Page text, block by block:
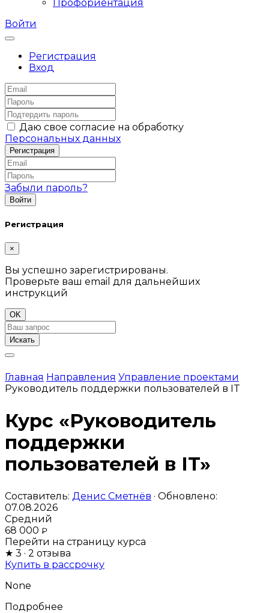
Профориентация
Войти
Регистрация
Вход
Даю свое согласие на обработку
Персональных данных
Забыли пароль?
Регистрация
×
Вы успешно зарегистрированы.
Проверьте ваш email для дальнейших
инструкций
OK
Искать
Главная Направления Управление проектами
Руководитель поддержки пользователей в IT
Курс «Руководитель
поддержки
пользователей в IT»
Составитель: Денис Сметнёв · Обновлено:
07.08.2026
Средний
68 000 ₽
Перейти на страницу курса
★ 3 · 2 отзыва
Купить в рассрочку
None
Подробнее